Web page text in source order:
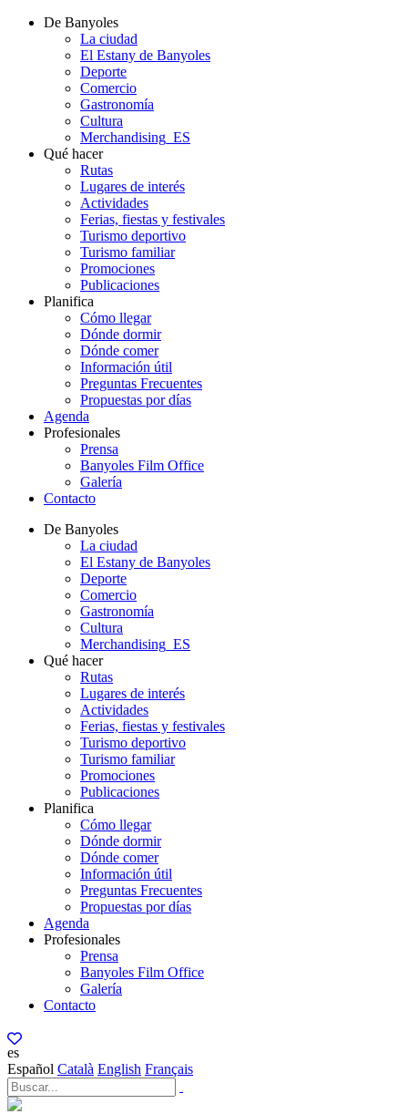
De Banyoles
La ciudad
El Estany de Banyoles
Deporte
Comercio
Gastronomía
Cultura
Merchandising_ES
Qué hacer
Rutas
Lugares de interés
Actividades
Ferias, fiestas y festivales
Turismo deportivo
Turismo familiar
Promociones
Publicaciones
Planifica
Cómo llegar
Dónde dormir
Dónde comer
Información útil
Preguntas Frecuentes
Propuestas por días
Agenda
Profesionales
Prensa
Banyoles Film Office
Galería
Contacto
De Banyoles
La ciudad
El Estany de Banyoles
Deporte
Comercio
Gastronomía
Cultura
Merchandising_ES
Qué hacer
Rutas
Lugares de interés
Actividades
Ferias, fiestas y festivales
Turismo deportivo
Turismo familiar
Promociones
Publicaciones
Planifica
Cómo llegar
Dónde dormir
Dónde comer
Información útil
Preguntas Frecuentes
Propuestas por días
Agenda
Profesionales
Prensa
Banyoles Film Office
Galería
Contacto
es
Español Català English Français